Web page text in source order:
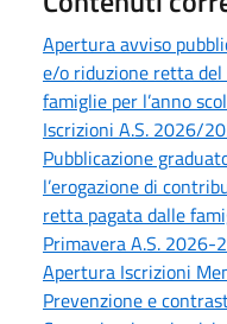
Apertura avviso
e/o riduzione retta del
famiglie per l’anno
Iscrizioni A.S. 2026/
Pubblicazione
l’erogazione di
retta pagata dalle
Primavera A.S. 2026-
Apertura Iscrizioni
Prevenzione e